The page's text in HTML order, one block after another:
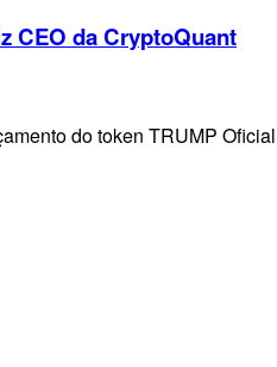
CEO da CryptoQuant
do token TRUMP